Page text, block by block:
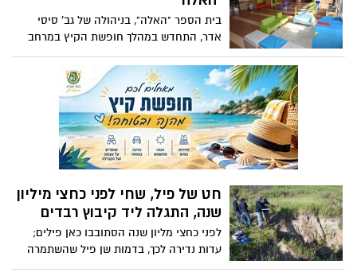
בית הספר "האלה", בניהולה של גב' סיסי
אדר, התחדש במהלך חופשת הקיץ במרחב
למידה משחקי וחוויתי, עשיר בפעילויות
ובעזרי משחק. המרחב מזמן למידה והנאה
דרך התנסות חושית ושיתופית.
חט של פיל, שחי לפני כחצי מיליון
שנה, התגלה ליד קיבוץ רבדים
לפני כחצי מליון שנה הסתובבו כאן פילים;
עדות נדירה לכך, בדמות שן פיל שהשתמרה
באופן יוצא דופן, נחשפת בימים אלה ליד